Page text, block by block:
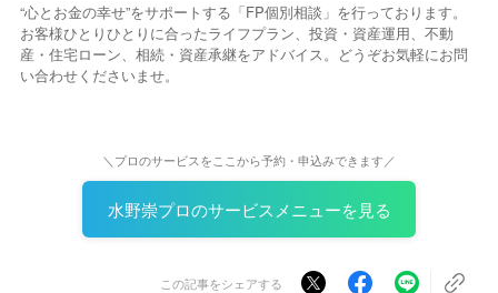
“心とお金の幸せ”をサポートする「FP個別相談」を行っております。
お客様ひとりひとりに合ったライフプラン、投資・資産運用、不動
産・住宅ローン、相続・資産承継をアドバイス。どうぞお気軽にお問
い合わせくださいませ。
＼プロのサービスをここから予約・申込みできます／
水野崇プロのサービスメニューを見る
この記事をシェアする